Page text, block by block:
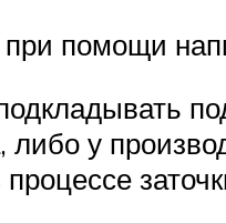
помощи
либо у